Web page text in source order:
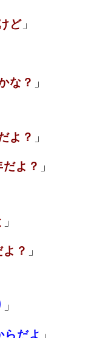
ど 」
な？ 」
よ？ 」
よ？ 」
」
？ 」
」
だよ 」